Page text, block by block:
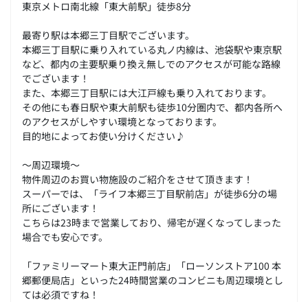
東京メトロ南北線「東大前駅」徒歩8分
最寄り駅は本郷三丁目駅でございます。
本郷三丁目駅に乗り入れている丸ノ内線は、池袋駅や東京駅
など、都内の主要駅乗り換え無しでのアクセスが可能な路線
でございます！
また、本郷三丁目駅には大江戸線も乗り入れております。
その他にも春日駅や東大前駅も徒歩10分圏内で、都内各所へ
のアクセスがしやすい環境となっております。
目的地によってお使い分けください♪
～周辺環境～
物件周辺のお買い物施設のご紹介をさせて頂きます！
スーパーでは、「ライフ本郷三丁目駅前店」が徒歩6分の場
所にございます！
こちらは23時まで営業しており、帰宅が遅くなってしまった
場合でも安心です。
「ファミリーマート東大正門前店」「ローソンストア100 本
郷郵便局店」といった24時間営業のコンビニも周辺環境とし
ては必須ですね！